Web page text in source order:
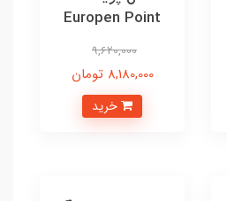
Europen Point
9,620,000
8,180,000 تومان